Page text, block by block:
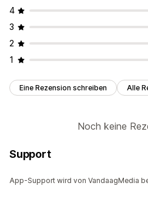
4
3
2
1
Eine Rezension schreiben Alle
Noch keine
Support
App-Support wird von VandaagMedia